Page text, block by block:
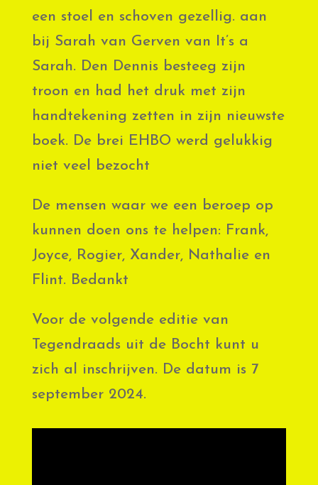
een stoel en schoven gezellig. aan
bij Sarah van Gerven van It’s a
Sarah. Den Dennis besteeg zijn
troon en had het druk met zijn
handtekening zetten in zijn nieuwste
boek. De brei EHBO werd gelukkig
niet veel bezocht
De mensen waar we een beroep op
kunnen doen ons te helpen: Frank,
Joyce, Rogier, Xander, Nathalie en
Flint. Bedankt
Voor de volgende editie van
Tegendraads uit de Bocht kunt u
zich al inschrijven. De datum is 7
september 2024.